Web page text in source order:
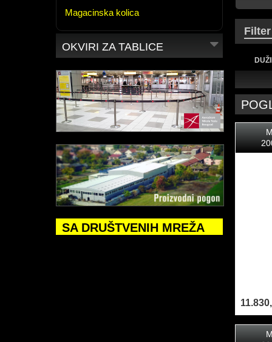
Magacinska kolica
OKVIRI ZA TABLICE
SA DRUŠTVENIH MREŽA